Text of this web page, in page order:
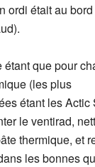
ordi était au
étant que pour
(les plus
étant les Actic
le ventirad,
thermique, et
les bonnes